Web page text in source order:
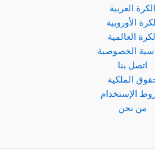
الكرة العربية
الأوروبية
العالمية
الخصوصية
اتصل بنا
الملكية
الإستخدام
من نحن